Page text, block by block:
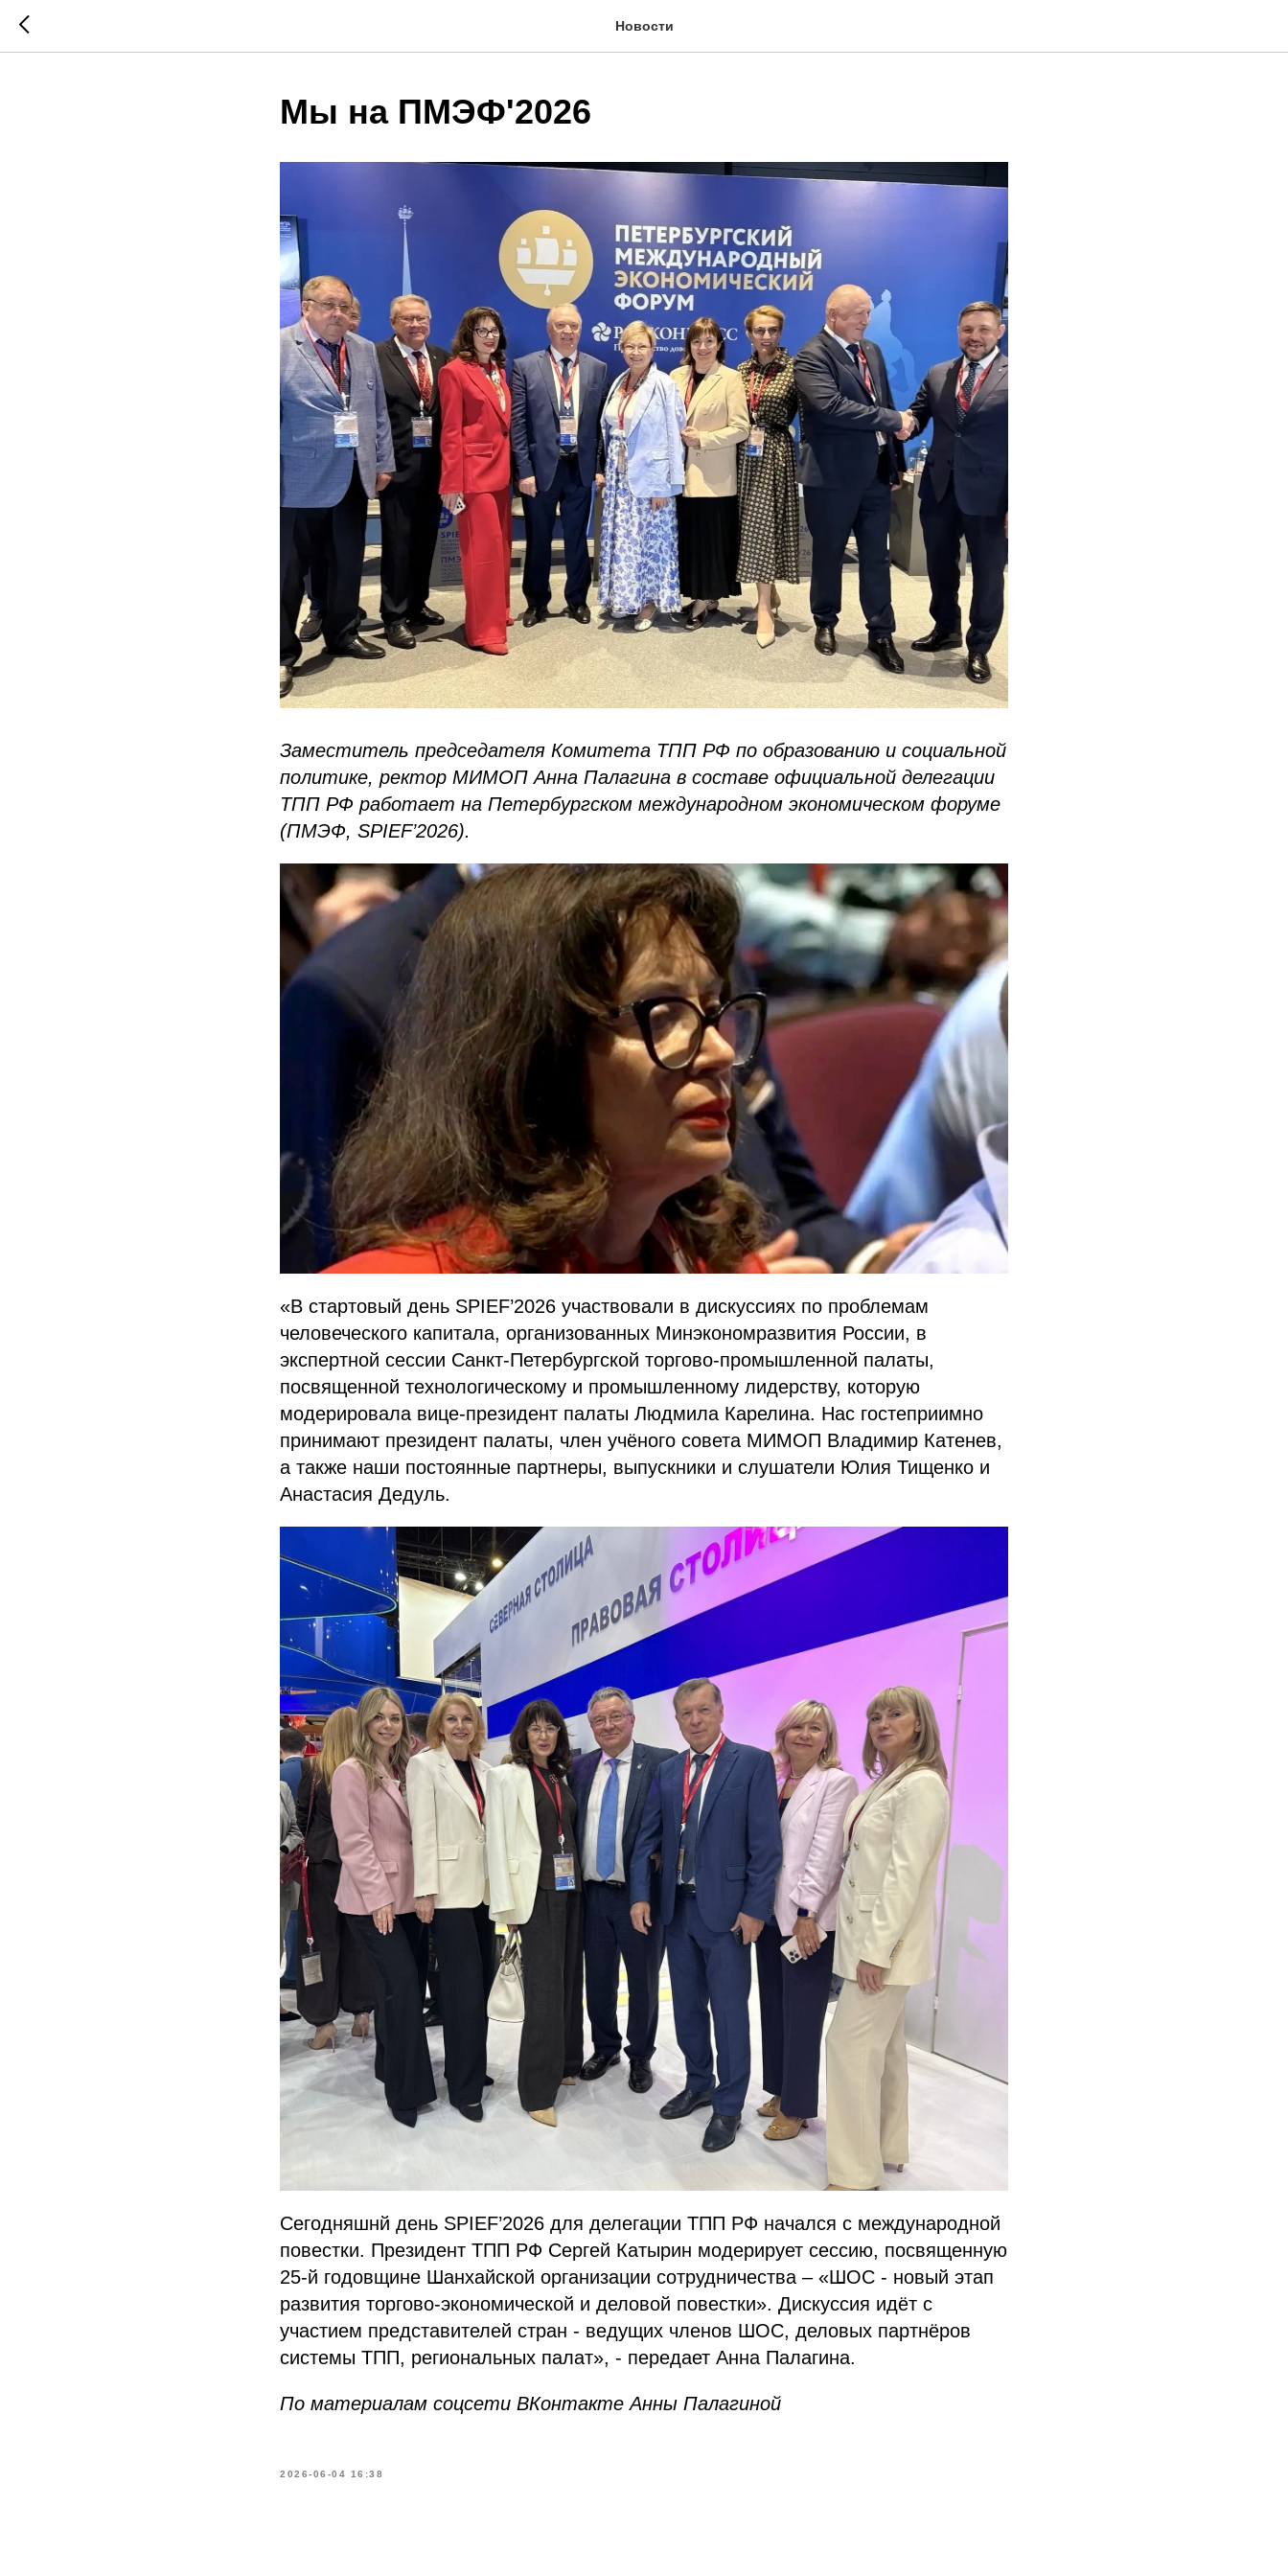
Новости
Мы на ПМЭФ'2026
Заместитель председателя Комитета ТПП РФ по образованию и социальной
политике, ректор МИМОП Анна Палагина в составе официальной делегации
ТПП РФ работает на Петербургском международном экономическом форуме
(ПМЭФ, SPIEF’2026).
«В стартовый день SPIEF’2026 участвовали в дискуссиях по проблемам
человеческого капитала, организованных Минэкономразвития России, в
экспертной сессии Санкт-Петербургской торгово-промышленной палаты,
посвященной технологическому и промышленному лидерству, которую
модерировала вице-президент палаты Людмила Карелина. Нас гостеприимно
принимают президент палаты, член учёного совета МИМОП Владимир Катенев,
а также наши постоянные партнеры, выпускники и слушатели Юлия Тищенко и
Анастасия Дедуль.
Сегодняшнй день SPIEF’2026 для делегации ТПП РФ начался с международной
повестки. Президент ТПП РФ Сергей Катырин модерирует сессию, посвященную
25-й годовщине Шанхайской организации сотрудничества – «ШОС - новый этап
развития торгово-экономической и деловой повестки». Дискуссия идёт с
участием представителей стран - ведущих членов ШОС, деловых партнёров
системы ТПП, региональных палат», - передает Анна Палагина.
По материалам соцсети ВКонтакте Анны Палагиной
2026-06-04 16:38